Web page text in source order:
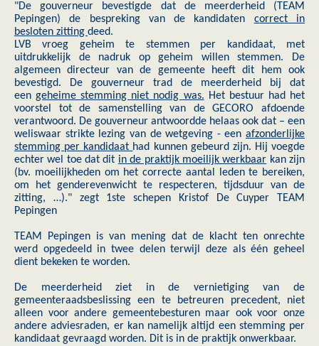
"De gouverneur bevestigde dat de meerderheid (TEAM
Pepingen) de bespreking van de kandidaten correct in
besloten zitting deed.
LVB vroeg geheim te stemmen per kandidaat, met
uitdrukkelijk de nadruk op geheim willen stemmen. De
algemeen directeur van de gemeente heeft dit hem ook
bevestigd. De gouverneur trad de meerderheid bij dat
eengeheime stemming niet nodig was. Het bestuur had het
voorstel tot de samenstelling van de GECORO afdoende
verantwoord. De gouverneur antwoordde helaas ook dat – een
weliswaar strikte lezing van de wetgeving - een afzonderlijke
stemming per kandidaat had kunnen gebeurd zijn. Hij voegde
echter wel toe dat dit in de praktijk moeilijk werkbaar kan zijn
(bv. moeilijkheden om het correcte aantal leden te bereiken,
om het genderevenwicht te respecteren, tijdsduur van de
zitting, …)." zegt 1ste schepen Kristof De Cuyper TEAM
Pepingen
TEAM Pepingen is van mening dat de klacht ten onrechte
werd opgedeeld in twee delen terwijl deze als één geheel
dient bekeken te worden.
De meerderheid ziet in de vernietiging van de
gemeenteraadsbeslissing een te betreuren precedent, niet
alleen voor andere gemeentebesturen maar ook voor onze
andere adviesraden, er kan namelijk altijd een stemming per
kandidaat gevraagd worden. Dit is in de praktijk onwerkbaar.